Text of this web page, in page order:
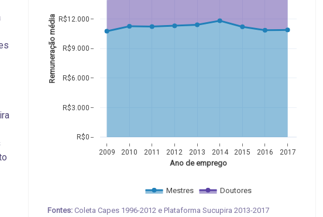
2009 2010 2011 2012 2013 2014 2015 2016 2017
R$0
R$3.000
R$6.000
R$9.000
R$12.000
Mestres Doutores
Ano de emprego
Remuneração média
Fontes: Coleta Capes 1996-2012 e Plataforma Sucupira 2013-2017